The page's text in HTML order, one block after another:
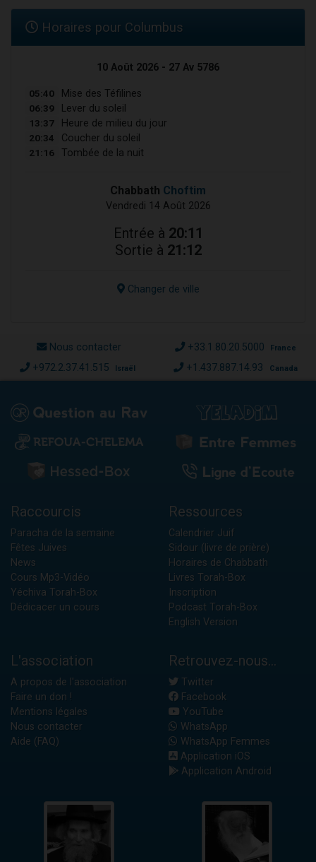
Horaires pour Columbus
10 Août 2026 - 27 Av 5786
05:40 Mise des Téfilines
06:39 Lever du soleil
13:37 Heure de milieu du jour
20:34 Coucher du soleil
21:16 Tombée de la nuit
Chabbath Choftim
Vendredi 14 Août 2026
Entrée à 20:11
Sortie à 21:12
Changer de ville
Nous contacter +33.1.80.20.5000 France
+972.2.37.41.515 Israël +1.437.887.14.93 Canada
Raccourcis
Paracha de la semaine
Fêtes Juives
News
Cours Mp3-Vidéo
Yéchiva Torah-Box
Dédicacer un cours
Ressources
Calendrier Juif
Sidour (livre de prière)
Horaires de Chabbath
Livres Torah-Box
Inscription
Podcast Torah-Box
English Version
L'association
A propos de l'association
Faire un don !
Mentions légales
Nous contacter
Aide (FAQ)
Retrouvez-nous...
Twitter
Facebook
YouTube
WhatsApp
WhatsApp Femmes
Application iOS
Application Android